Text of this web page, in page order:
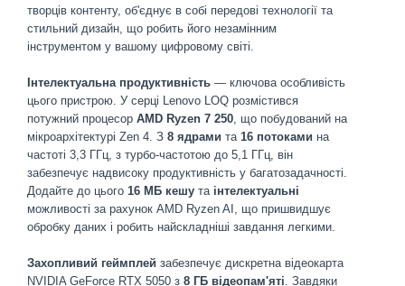
творців контенту, об'єднує в собі передові технології та
стильний дизайн, що робить його незамінним
інструментом у вашому цифровому світі.
Інтелектуальна продуктивність — ключова особливість
цього пристрою. У серці Lenovo LOQ розмістився
потужний процесор AMD Ryzen 7 250, що побудований на
мікроархітектурі Zen 4. З 8 ядрами та 16 потоками на
частоті 3,3 ГГц, з турбо-частотою до 5,1 ГГц, він
забезпечує надвисоку продуктивність у багатозадачності.
Додайте до цього 16 МБ кешу та інтелектуальні
можливості за рахунок AMD Ryzen AI, що пришвидшує
обробку даних і робить найскладніші завдання легкими.
Захопливий геймплей забезпечує дискретна відеокарта
NVIDIA GeForce RTX 5050 з 8 ГБ відеопам'яті. Завдяки